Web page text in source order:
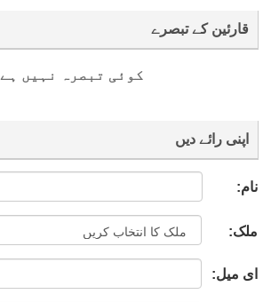
قارئین کے تبصرے
کوئی تبصرہ نہیں ہے
اپنی رائے دیں
نام:
ملک:
ای میل: